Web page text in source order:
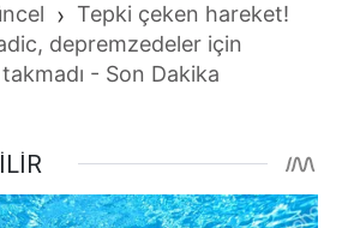
› Tepki çeken hareket!
depremzedeler için
- Son Dakika